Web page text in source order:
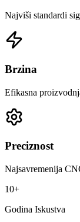
Najviši standardi
Brzina
Efikasna
Preciznost
Najsavremenija
10+
Godina Iskustva